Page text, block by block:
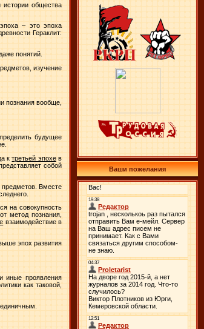
истории общества
– это эпоха
Гераклит:
понятий.
изучение
познания вообще,
будущее
ктретьей эпохев
собой
предметов. Вместе
на совокупность
метод познания,
взаимодействие в
эпох развития
иные проявления
как таковой,
Ваши пожелания